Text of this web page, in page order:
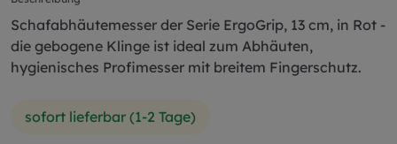
Schafabhäutemesser der Serie ErgoGrip, 13 cm, in Rot -
die gebogene Klinge ist ideal zum Abhäuten,
hygienisches Profimesser mit breitem Fingerschutz.
sofort lieferbar (1-2 Tage)